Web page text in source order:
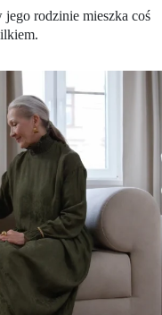
rodzinie mieszka coś